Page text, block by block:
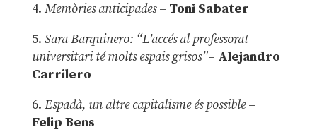
4. Memòries anticipades– Toni Sabater
5. Sara Barquinero: “L’accés al professorat
universitari té molts espais grisos”– Alejandro
Carrilero
6. Espadà, un altre capitalisme és possible –
Felip Bens